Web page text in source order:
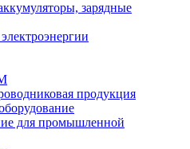
зарядные
продукция
для промышленной